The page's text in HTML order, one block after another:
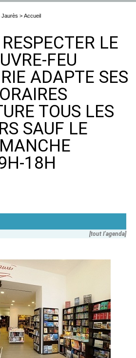
Jaurès > Accueil
LE
FEU
ADAPTE SES
TOUS LES
SAUF LE
18H
[tout I’agenda]